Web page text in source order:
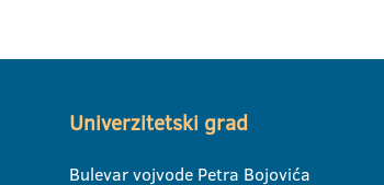
Univerzitetski grad
Bulevar vojvode Petra Bojovića